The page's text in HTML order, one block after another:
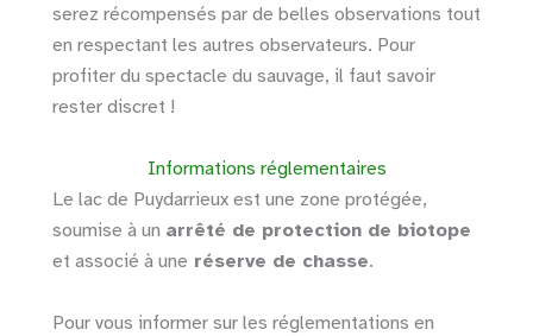
serez récompensés par de belles observations tout
en respectant les autres observateurs. Pour
profiter du spectacle du sauvage, il faut savoir
rester discret !
Informations réglementaires
Le lac de Puydarrieux est une zone protégée,
soumise à un arrêté de protection de biotope
et associé à une réserve de chasse.
Pour vous informer sur les réglementations en